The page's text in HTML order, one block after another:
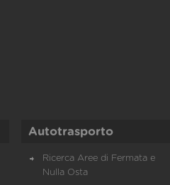
Autotrasporto
Ricerca Aree di Fermata e
Nulla Osta